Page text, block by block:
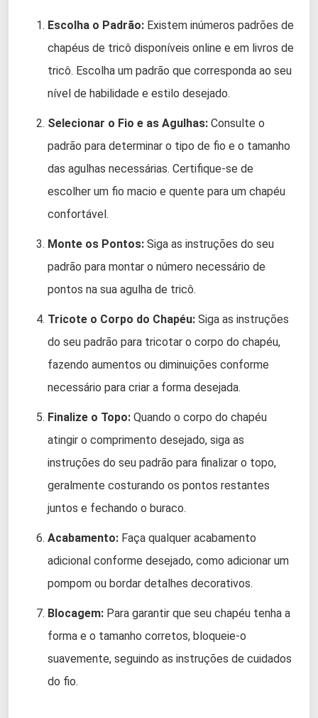
Escolha o Padrão: Existem inúmeros padrões de
chapéus de tricô disponíveis online e em livros de
tricô. Escolha um padrão que corresponda ao seu
nível de habilidade e estilo desejado.
Selecionar o Fio e as Agulhas: Consulte o
padrão para determinar o tipo de fio e o tamanho
das agulhas necessárias. Certifique-se de
escolher um fio macio e quente para um chapéu
confortável.
Monte os Pontos: Siga as instruções do seu
padrão para montar o número necessário de
pontos na sua agulha de tricô.
Tricote o Corpo do Chapéu: Siga as instruções
do seu padrão para tricotar o corpo do chapéu,
fazendo aumentos ou diminuições conforme
necessário para criar a forma desejada.
Finalize o Topo: Quando o corpo do chapéu
atingir o comprimento desejado, siga as
instruções do seu padrão para finalizar o topo,
geralmente costurando os pontos restantes
juntos e fechando o buraco.
Acabamento: Faça qualquer acabamento
adicional conforme desejado, como adicionar um
pompom ou bordar detalhes decorativos.
Blocagem: Para garantir que seu chapéu tenha a
forma e o tamanho corretos, bloqueie-o
suavemente, seguindo as instruções de cuidados
do fio.